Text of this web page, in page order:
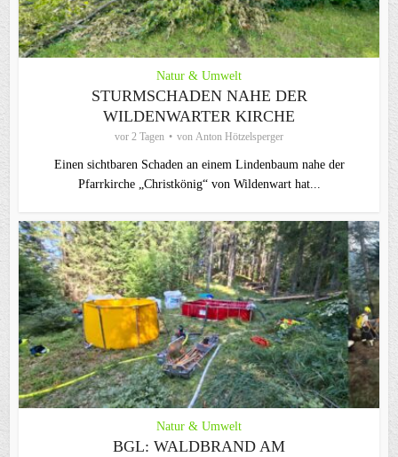
Natur & Umwelt
STURMSCHADEN NAHE DER
WILDENWARTER KIRCHE
vor 2 Tagen von Anton Hötzelsperger
Einen sichtbaren Schaden an einem Lindenbaum nahe der
Pfarrkirche „Christkönig“ von Wildenwart hat...
Natur & Umwelt
BGL: WALDBRAND AM